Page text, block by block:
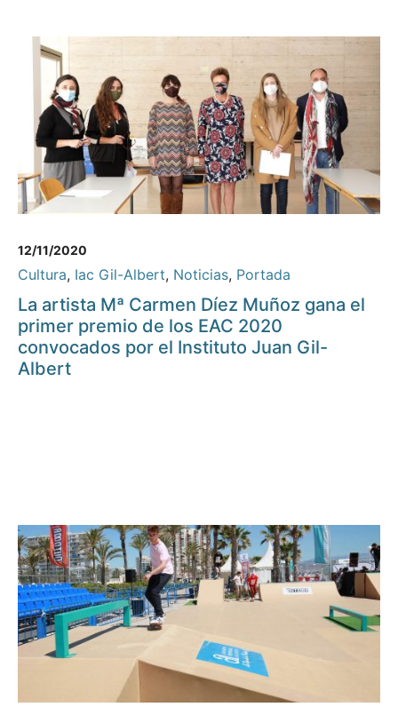
12/11/2020
Cultura, Iac Gil-Albert, Noticias, Portada
La artista Mª Carmen Díez Muñoz gana el
primer premio de los EAC 2020
convocados por el Instituto Juan Gil-
Albert